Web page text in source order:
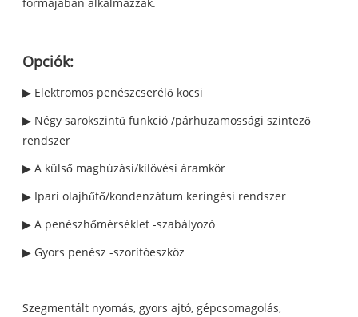
formájában alkalmazzák.
Opciók:
▶ Elektromos penészcserélő kocsi
▶ Négy sarokszintű funkció /párhuzamossági szintező
rendszer
▶ A külső maghúzási/kilövési áramkör
▶ Ipari olajhűtő/kondenzátum keringési rendszer
▶ A penészhőmérséklet -szabályozó
▶ Gyors penész -szorítóeszköz
Szegmentált nyomás, gyors ajtó, gépcsomagolás,